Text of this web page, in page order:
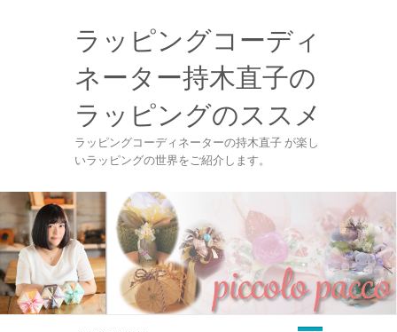
ラッピングコーディ
ネーター持木直子の
ラッピングのススメ
ラッピングコーディネーターの持木直子 が楽し
いラッピングの世界をご紹介します。